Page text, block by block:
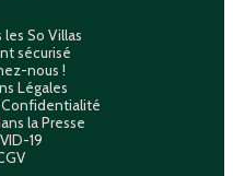
les So Villas
sécurisé
nous !
Légales
la Presse
19